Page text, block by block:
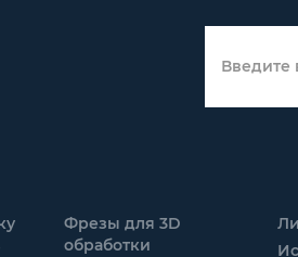
Фрезы для 3D
обработки